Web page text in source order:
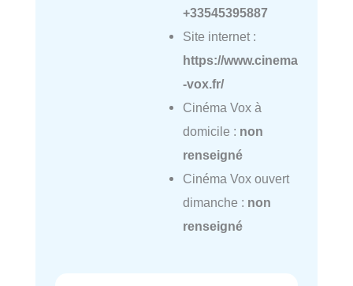
+33545395887
Site internet :
https://www.cinema
-vox.fr/
Cinéma Vox à
domicile : non
renseigné
Cinéma Vox ouvert
dimanche : non
renseigné